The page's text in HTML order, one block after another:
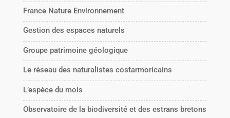
France Nature Environnement
Gestion des espaces naturels
Groupe patrimoine géologique
Le réseau des naturalistes costarmoricains
L’espèce du mois
Observatoire de la biodiversité et des estrans bretons